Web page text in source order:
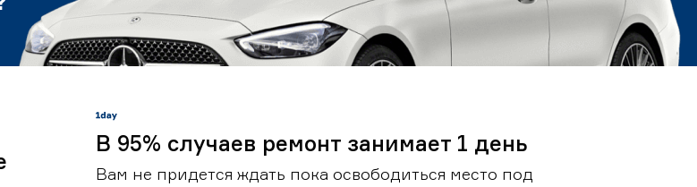
В 95% случаев ремонт занимает 1 день
Вам не придется ждать пока освободиться место под